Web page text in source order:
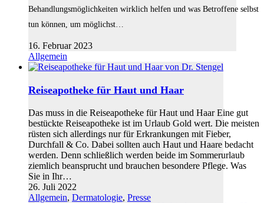
Behandlungsmöglichkeiten wirklich helfen und was Betroffene selbst
tun können, um möglichst…
16. Februar 2023
Allgemein
Reiseapotheke für Haut und Haar
Das muss in die Reiseapotheke für Haut und Haar Eine gut
bestückte Reiseapotheke ist im Urlaub Gold wert. Die meisten
rüsten sich allerdings nur für Erkrankungen mit Fieber,
Durchfall & Co. Dabei sollten auch Haut und Haare bedacht
werden. Denn schließlich werden beide im Sommerurlaub
ziemlich beansprucht und brauchen besondere Pflege. Was
Sie in Ihr…
26. Juli 2022
Allgemein, Dermatologie, Presse